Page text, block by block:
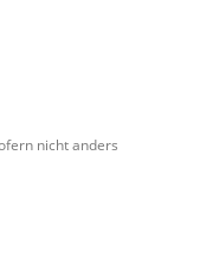
nicht anders